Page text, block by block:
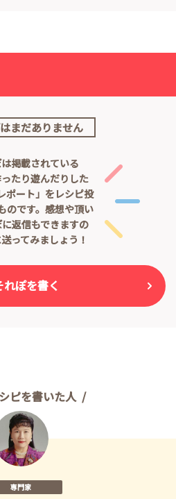
まだありません
掲載されている
たり遊んだりした
ポート」をレシピ投
のです。 感想や頂い
返信もできますの
ってみましょう！
れぽを書く
ピを書いた人
専門家